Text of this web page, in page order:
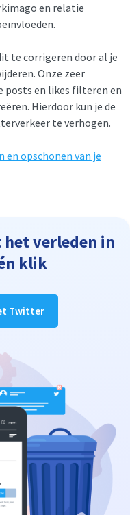
en relatie
te corrigeren door al je
Onze zeer
posts en likes filteren en
Hierdoor kun je de
te verhogen.
opschonen van je
verleden in
klik
Twitter